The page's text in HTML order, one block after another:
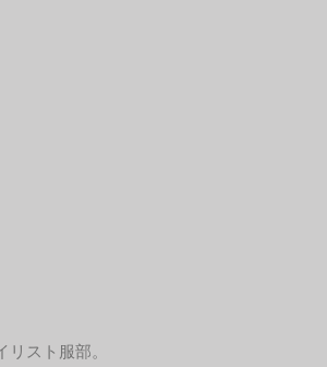
スト服部。